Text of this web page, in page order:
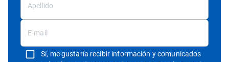
Sí, me gustaría recibir información y comunicados